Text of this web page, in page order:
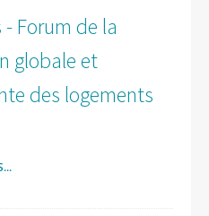
Forum de la
globale et
des logements